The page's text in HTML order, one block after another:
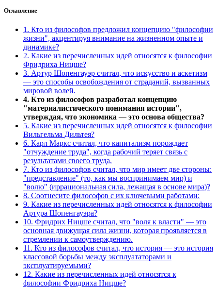
Оглавление
1. Кто из философов предложил концепцию "философии
жизни", акцентируя внимание на жизненном опыте и
динамике?
2. Какие из перечисленных идей относятся к философии
Фридриха Ницше?
3. Артур Шопенгауэр считал, что искусство и аскетизм
— это способы освобождения от страданий, вызванных
мировой волей.
4. Кто из философов разработал концепцию
"материалистического понимания истории",
утверждая, что экономика — это основа общества?
5. Какие из перечисленных идей относятся к философии
Вильгельма Дильтея?
6. Карл Маркс считал, что капитализм порождает
"отчуждение труда", когда рабочий теряет связь с
результатами своего труда.
7. Кто из философов считал, что мир имеет две стороны:
"представление" (то, как мы воспринимаем мир) и
"волю" (иррациональная сила, лежащая в основе мира)?
8. Соотнесите философов с их ключевыми работами:
9. Какие из перечисленных идей относятся к философии
Артура Шопенгауэра?
10. Фридрих Ницше считал, что "воля к власти" — это
основная движущая сила жизни, которая проявляется в
стремлении к самоутверждению.
11. Кто из философов считал, что история — это история
классовой борьбы между эксплуататорами и
эксплуатируемыми?
12. Какие из перечисленных идей относятся к
философии Фридриха Ницше?